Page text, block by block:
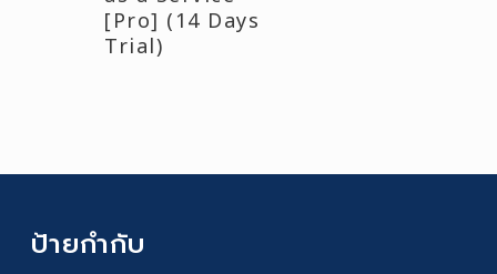
[Pro] (14 Days
Trial)
ป้ายกำกับ